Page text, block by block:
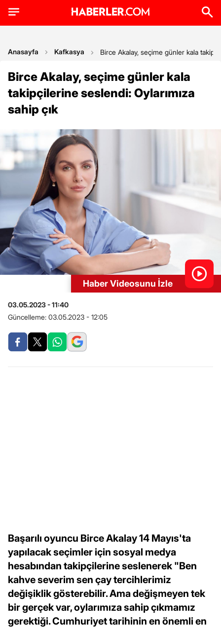
Anasayfa Kafkasya Birce Akalay, seçime günler kala
Birce Akalay, seçime günler kala
takipçilerine seslendi: Oylarımıza
sahip çık
Haber Videosunu İzle
03.05.2023 - 11:40
Güncelleme: 03.05.2023 - 12:05
Başarılı oyuncu Birce Akalay 14 Mayıs'ta
yapılacak seçimler için sosyal medya
hesabından takipçilerine seslenerek "Ben
kahve severim sen çay tercihlerimiz
değişiklik gösterebilir. Ama değişmeyen tek
bir gerçek var, oylarımıza sahip çıkmamız
gerektiği. Cumhuriyet tarihinin en önemli en